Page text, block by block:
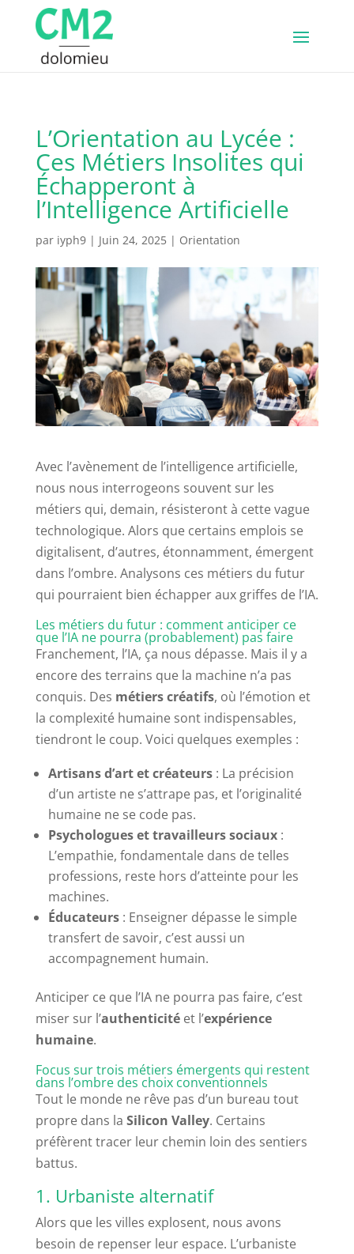
L’Orientation au Lycée :
Ces Métiers Insolites qui
Échapperont à
l’Intelligence Artificielle
par iyph9| Juin 24, 2025| Orientation
Avec l’avènement de l’intelligence artificielle,
nous nous interrogeons souvent sur les
métiers qui, demain, résisteront à cette vague
technologique. Alors que certains emplois se
digitalisent, d’autres, étonnamment, émergent
dans l’ombre. Analysons ces métiers du futur
qui pourraient bien échapper aux griffes de l’IA.
Les métiers du futur : comment anticiper ce
que l’IA ne pourra (probablement) pas faire
Franchement, l’IA, ça nous dépasse. Mais il y a
encore des terrains que la machine n’a pas
conquis. Des métiers créatifs, où l’émotion et
la complexité humaine sont indispensables,
tiendront le coup. Voici quelques exemples :
Artisans d’art et créateurs: La précision
d’un artiste ne s’attrape pas, et l’originalité
humaine ne se code pas.
Psychologues et travailleurs sociaux:
L’empathie, fondamentale dans de telles
professions, reste hors d’atteinte pour les
machines.
Éducateurs: Enseigner dépasse le simple
transfert de savoir, c’est aussi un
accompagnement humain.
Anticiper ce que l’IA ne pourra pas faire, c’est
miser sur l’authenticitéet l’expérience
humaine.
Focus sur trois métiers émergents qui restent
dans l’ombre des choix conventionnels
Tout le monde ne rêve pas d’un bureau tout
propre dans la Silicon Valley. Certains
préfèrent tracer leur chemin loin des sentiers
battus.
1. Urbaniste alternatif
Alors que les villes explosent, nous avons
besoin de repenser leur espace. L’urbaniste